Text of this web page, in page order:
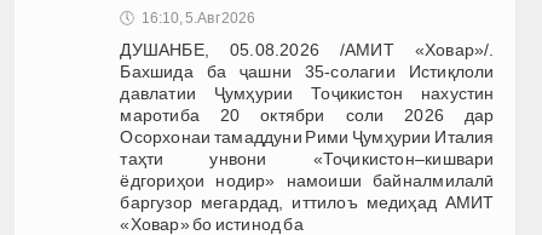
🕔 16:10, 5.Авг 2026
ДУШАНБЕ, 05.08.2026 /АМИТ «Ховар»/.
Бахшида ба ҷашни 35-солагии Истиқлоли
давлатии Ҷумҳурии Тоҷикистон нахустин
маротиба 20 октябри соли 2026 дар
Осорхонаи тамаддуни Рими Ҷумҳурии Италия
таҳти унвони «Тоҷикистон–кишвари
ёдгориҳои нодир» намоиши байналмилалӣ
баргузор мегардад, иттилоъ медиҳад АМИТ
«Ховар» бо истинод ба